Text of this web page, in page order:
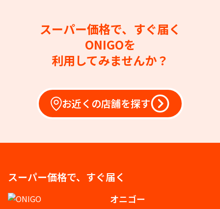
スーパー価格で、すぐ届く
ONIGOを
利用してみませんか？
お近くの店舗を探す
スーパー価格で、すぐ届く
オニゴー